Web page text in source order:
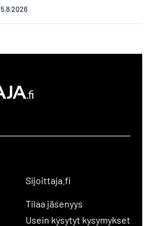
5.8.2026
Sijoittaja.fi
Tilaa jäsenyys
Usein kysytyt kysymykset